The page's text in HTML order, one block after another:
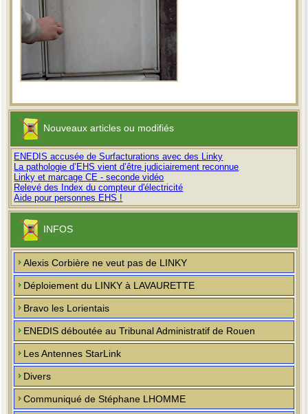
Nouveaux articles ou modifiés
ENEDIS accusée de Surfacturations avec des Linky
La pathologie d’EHS vient d’être judiciairement reconnue
Linky et marcage CE - seconde vidéo
Relevé des Index du compteur d'électricité
Aide pour personnes EHS !
INFOS
Alexis Corbière ne veut pas de LINKY
Déploiement du LINKY à LAVAURETTE
Bravo les Lorientais
ENEDIS déboutée au Tribunal Administratif de Rouen
Les Antennes StarLink
Divers
Communiqué de Stéphane LHOMME